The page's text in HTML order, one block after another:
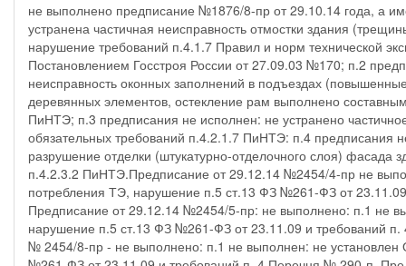
не выполнено предписание №1876/8-пр от 29.10.14 года, а
устранена частичная неисправность отмостки здания
нарушение требований п.4.1.7 Правил и норм технической
Постановлением Госстроя России от 27.09.03 №170; п.2
неисправность оконных заполнений в подъездах
деревянных элементов, остекление рам выполнено
ПиНТЭ; п.3 предписания не исполнен: не устранено
обязательных требований п.4.2.1.7 ПиНТЭ: п.4 предписания
разрушение отделки (штукатурно-отделочного слоя) фасада
п.4.2.3.2 ПиНТЭ.Предписание от 29.12.14 №2454/4-пр не
потребления ТЭ, нарушение п.5 ст.13 ФЗ №261-ФЗ от
Предписание от 29.12.14 №2454/5-пр: не выполнено: п.1 не
нарушение п.5 ст.13 ФЗ №261-ФЗ от 23.11.09 и требований
№ 2454/8-пр - не выполнено: п.1 не выполнен: не